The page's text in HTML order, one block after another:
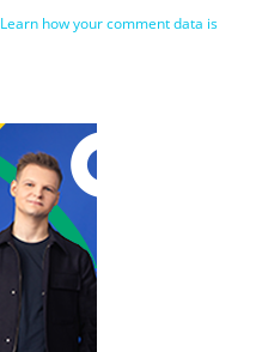
Learn how your comment data is